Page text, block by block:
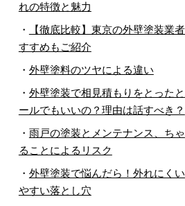
れの特徴と魅力
・
【徹底比較】東京の外壁塗装業
すすめもご紹介
・ 外壁塗料のツヤによる違い
・ 外壁塗装で相見積もりをとった
ールでもいいの？理由は話すべき？
・ 雨戸の塗装とメンテナンス、ち
ることによるリスク
・ 外壁塗装で悩んだら！外れにく
やすい落とし穴